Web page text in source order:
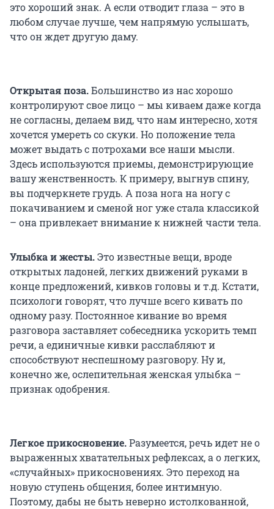
это хороший знак. А если отводит глаза – это в
любом случае лучше, чем напрямую услышать,
что он ждет другую даму.
Открытая поза.Большинство из нас хорошо
контролируют свое лицо – мы киваем даже когда
не согласны, делаем вид, что нам интересно, хотя
хочется умереть со скуки. Но положение тела
может выдать с потрохами все наши мысли.
Здесь используются приемы, демонстрирующие
вашу женственность. К примеру, выгнув спину,
вы подчеркнете грудь. А поза нога на ногу с
покачиванием и сменой ног уже стала классикой
– она привлекает внимание к нижней части тела.
Улыбка и жесты.Это известные вещи, вроде
открытых ладоней, легких движений руками в
конце предложений, кивков головы и т.д. Кстати,
психологи говорят, что лучше всего кивать по
одному разу. Постоянное кивание во время
разговора заставляет собеседника ускорить темп
речи, а единичные кивки расслабляют и
способствуют неспешному разговору. Ну и,
конечно же, ослепительная женская улыбка –
признак одобрения.
Легкое прикосновение.Разумеется, речь идет не о
выраженных хватательных рефлексах, а о легких,
«случайных» прикосновениях. Это переход на
новую ступень общения, более интимную.
Поэтому, дабы не быть неверно истолкованной,